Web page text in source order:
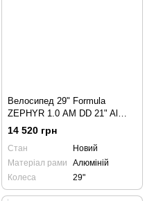
Велосипед 29" Formula
ZEPHYR 1.0 AM DD 21" Al
чорний з червоним 2022
14 520 грн
Стан
Новий
Матеріал рами
Алюміній
Колеса
29"